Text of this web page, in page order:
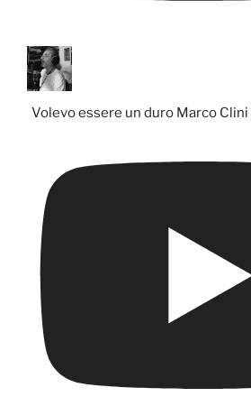
Volevo essere un duro Marco